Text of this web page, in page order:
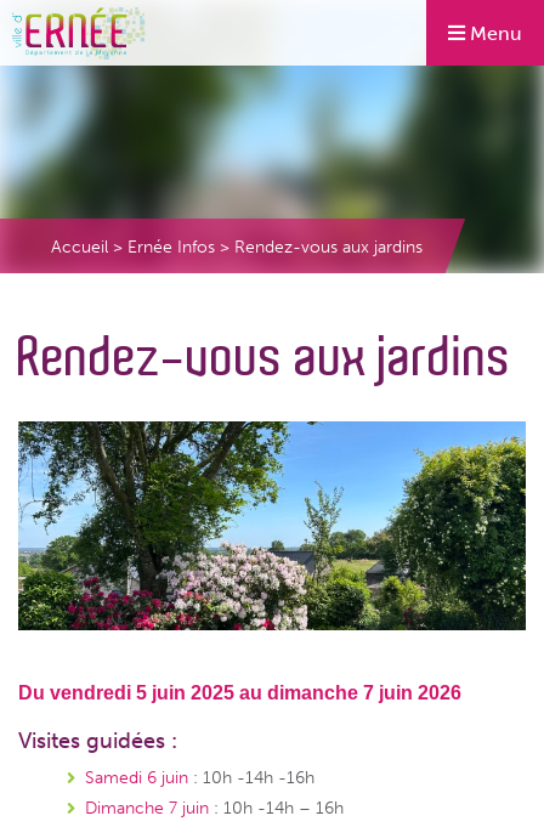
Menu
Accueil > Ernée Infos > Rendez-vous aux jardins
Rendez-vous aux jardins
Du vendredi 5 juin 2025 au dimanche 7 juin 2026
Visites guidées :
Samedi 6 juin : 10h -14h -16h
Dimanche 7 juin : 10h -14h – 16h